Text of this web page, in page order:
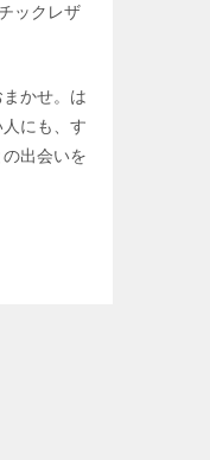
ックレザ
かせ。は
にも、す
出会いを